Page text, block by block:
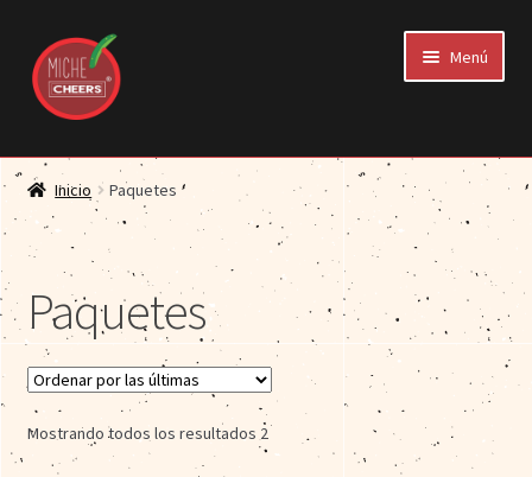
Saltar
a
navegación
al
contenido
Menú
Nosotros
Quiero ser distribuidor
Tienda
Contacto
Inicio Paquetes
Paquetes
Mostrando todos los resultados 2